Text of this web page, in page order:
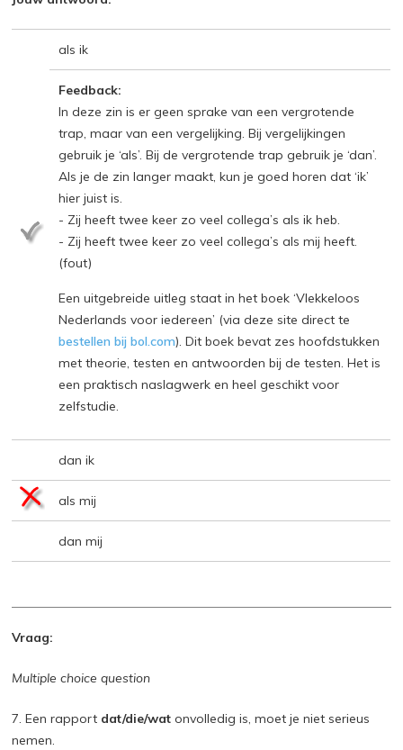
als ik
Feedback:
In deze zin is er geen sprake van een vergrotende
trap, maar van een vergelijking. Bij vergelijkingen
gebruik je ‘als’. Bij de vergrotende trap gebruik je ‘dan’.
Als je de zin langer maakt, kun je goed horen dat ‘ik’
hier juist is.
- Zij heeft twee keer zo veel collega’s als ik heb.
- Zij heeft twee keer zo veel collega’s als mij heeft.
(fout)
Een uitgebreide uitleg staat in het boek ‘Vlekkeloos
Nederlands voor iedereen’ (via deze site direct te
bestellen bij bol.com). Dit boek bevat zes hoofdstukken
met theorie, testen en antwoorden bij de testen. Het is
een praktisch naslagwerk en heel geschikt voor
zelfstudie.
dan ik
als mij
dan mij
Vraag:
Multiple choice question
7. Een rapport dat/die/wat onvolledig is, moet je niet serieus
nemen.